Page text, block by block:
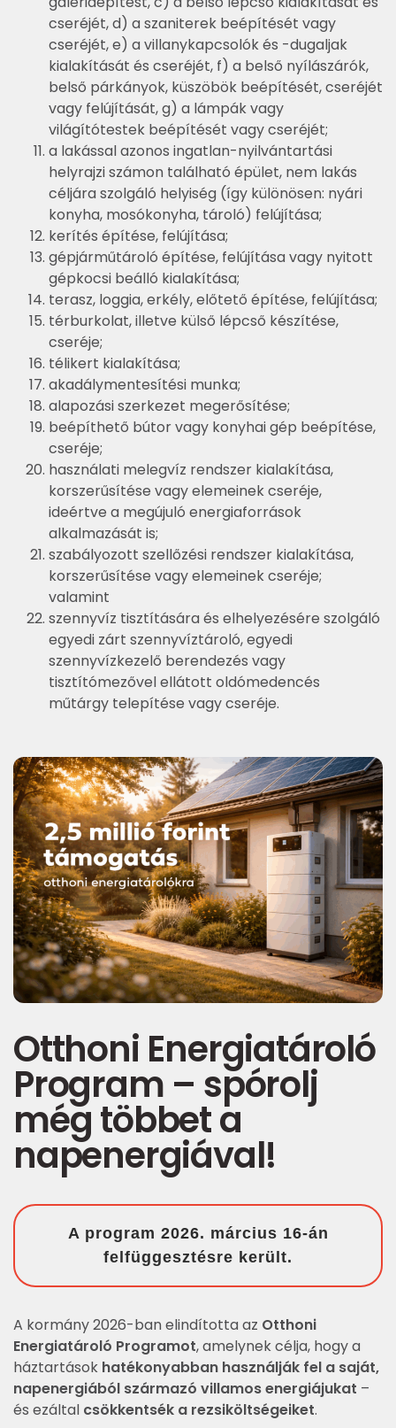
cseréjét, d) a szaniterek beépítését vagy
cseréjét, e) a villanykapcsolók és -dugaljak
kialakítását és cseréjét, f) a belső nyílászárók,
belső párkányok, küszöbök beépítését, cseréjét
vagy felújítását, g) a lámpák vagy
világítótestek beépítését vagy cseréjét;
a lakással azonos ingatlan-nyilvántartási
helyrajzi számon található épület, nem lakás
céljára szolgáló helyiség (így különösen: nyári
konyha, mosókonyha, tároló) felújítása;
kerítés építése, felújítása;
gépjárműtároló építése, felújítása vagy nyitott
gépkocsi beálló kialakítása;
terasz, loggia, erkély, előtető építése, felújítása;
térburkolat, illetve külső lépcső készítése,
cseréje;
télikert kialakítása;
akadálymentesítési munka;
alapozási szerkezet megerősítése;
beépíthető bútor vagy konyhai gép beépítése,
cseréje;
használati melegvíz rendszer kialakítása,
korszerűsítése vagy elemeinek cseréje,
ideértve a megújuló energiaforrások
alkalmazását is;
szabályozott szellőzési rendszer kialakítása,
korszerűsítése vagy elemeinek cseréje;
valamint
szennyvíz tisztítására és elhelyezésére szolgáló
egyedi zárt szennyvíztároló, egyedi
szennyvízkezelő berendezés vagy
tisztítómezővel ellátott oldómedencés
műtárgy telepítése vagy cseréje.
Otthoni Energiatároló
Program – spórolj
még többet a
napenergiával!
A program 2026. március 16-án
felfüggesztésre került.
A kormány 2026-ban elindította az Otthoni
Energiatároló Programot, amelynek célja, hogy a
háztartások hatékonyabban használják fel a saját,
napenergiából származó villamos energiájukat –
és ezáltal csökkentsék a rezsiköltségeiket.